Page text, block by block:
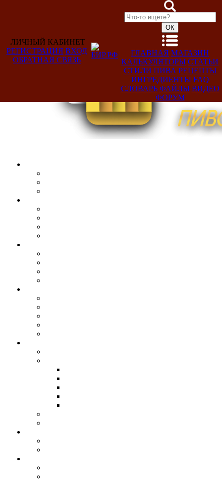
Добро
ЛИЧНЫЙ КАБИНЕТ
РЕГИСТРАЦИЯ ВХОД
ОБРАТНАЯ СВЯЗЬ
ГЛАВНАЯ МАГАЗИН
КАЛЬКУЛЯТОРЫ СТАТЬИ
СТИЛИ ПИВА РЕЦЕПТЫ
ИНГРЕДИЕНТЫ FAQ
СЛОВАРЬ ФАЙЛЫ ВИДЕО
ФОРУМ